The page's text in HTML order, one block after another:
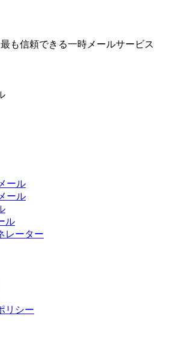
も信頼できる一時メールサービス
ール
ール
ル
レーター
リシー